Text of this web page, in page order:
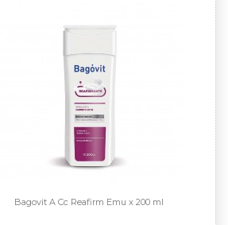
Bagovit A Cc Reafirm Emu x 200 ml